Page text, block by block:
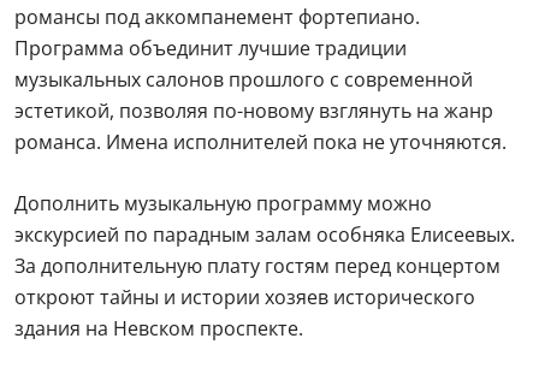
романсы под аккомпанемент фортепиано.
Программа объединит лучшие традиции
музыкальных салонов прошлого с современной
эстетикой, позволяя по-новому взглянуть на жанр
романса. Имена исполнителей пока не уточняются.
Дополнить музыкальную программу можно
экскурсией по парадным залам особняка Елисеевых.
За дополнительную плату гостям перед концертом
откроют тайны и истории хозяев исторического
здания на Невском проспекте.